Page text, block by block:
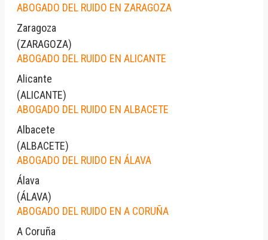
ABOGADO DEL RUIDO EN ZARAGOZA
Zaragoza
(ZARAGOZA)
ABOGADO DEL RUIDO EN ALICANTE
Alicante
(ALICANTE)
ABOGADO DEL RUIDO EN ALBACETE
Albacete
(ALBACETE)
ABOGADO DEL RUIDO EN ÁLAVA
Álava
(ÁLAVA)
ABOGADO DEL RUIDO EN A CORUÑA
A Coruña